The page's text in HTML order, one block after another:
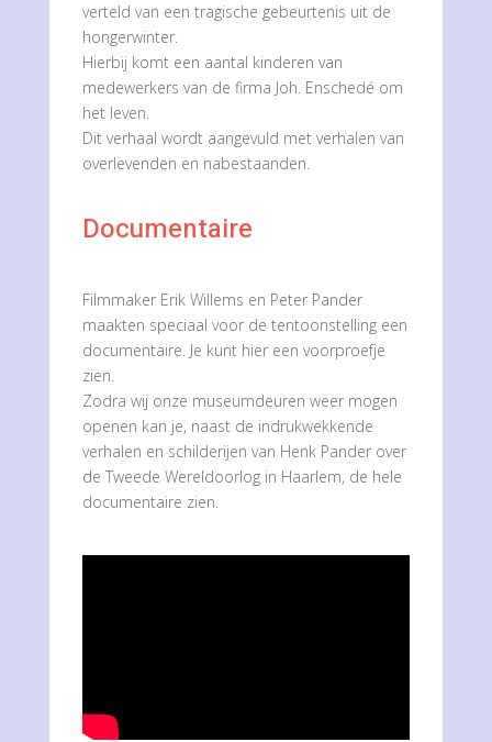
verteld van een tragische gebeurtenis uit de
hongerwinter.
Hierbij komt een aantal kinderen van
medewerkers van de firma Joh. Enschedé om
het leven.
Dit verhaal wordt aangevuld met verhalen van
overlevenden en nabestaanden.
Documentaire
Filmmaker Erik Willems en Peter Pander
maakten speciaal voor de tentoonstelling een
documentaire. Je kunt hier een voorproefje
zien.
Zodra wij onze museumdeuren weer mogen
openen kan je, naast de indrukwekkende
verhalen en schilderijen van Henk Pander over
de Tweede Wereldoorlog in Haarlem, de hele
documentaire zien.